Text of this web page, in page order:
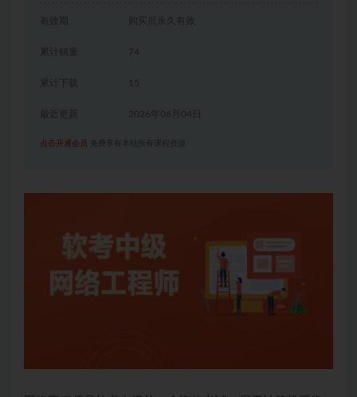
有效期 购买后永久有效
累计销量 74
累计下载 15
2026年06月04日
点击开通会员 免费享有本站所有课程资源